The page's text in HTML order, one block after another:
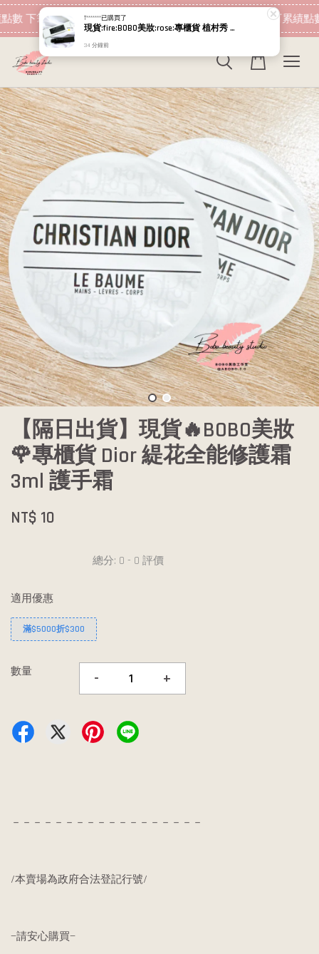
下筆消費即可折抵 現在去購物！ 加入會員 消費即可累績點
【隔日出貨】現貨🔥BOBO美妝
🌹專櫃貨 Dior 緹花全能修護霜
3ml 護手霜
NT$ 10
總分: 0 - 0 評價
適用優惠
滿$5000折$300
數量 - +
－－－－－－－－－－－－－－－－－－
/本賣場為政府合法登記行號/
—請安心購買—
T*******已購買了
現貨:fire:BOBO美妝:rose:專櫃貨 植村秀 短效出清 全面持久瞬翹睫毛膏 3D超廣角濃密睫毛膏 綻放大眼防水睫毛膏 黑 超纖長 防水
34 分鐘前